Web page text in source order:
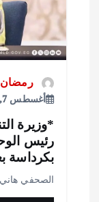
رمضان حلمي
التنمية
الوحدة
بعد وفاته
هاني عوف…